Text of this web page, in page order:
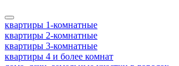
квартиры 1-комнатные
квартиры 2-комнатные
квартиры 3-комнатные
квартиры 4 и более комнат